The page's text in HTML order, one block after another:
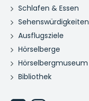
Schlafen & Essen
Sehenswürdigkeiten
Ausflugsziele
Hörselberge
Hörselbergmuseum
Bibliothek